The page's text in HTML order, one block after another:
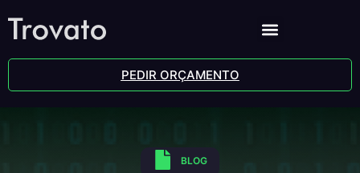
PEDIR ORÇAMENTO
BLOG